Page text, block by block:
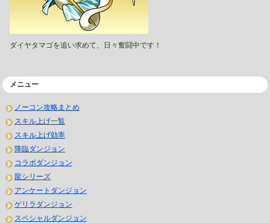
ダイヤタマゴを追い求めて、日々奮闘中です！
メニュー
ノーコン攻略まとめ
スキル上げ一覧
スキル上げ効率
降臨ダンジョン
コラボダンジョン
龍シリーズ
アンケートダンジョン
ゲリラダンジョン
スペシャルダンジョン